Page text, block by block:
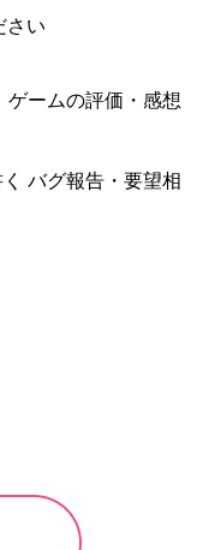
さい
ゲームの評価・感想
バグ報告・要望相